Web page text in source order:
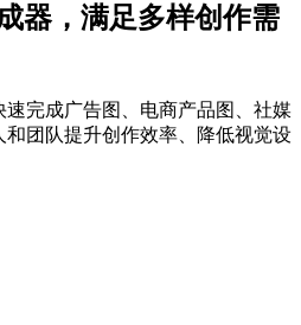
器，满足多样创作需
完成广告图、电商产品图、社媒
团队提升创作效率、降低视觉设